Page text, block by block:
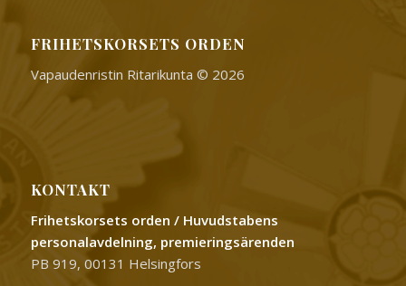
FRIHETSKORSETS ORDEN
Vapaudenristin Ritarikunta © 2026
KONTAKT
Frihetskorsets orden / Huvudstabens
personalavdelning, premieringsärenden
PB 919, 00131 Helsingfors